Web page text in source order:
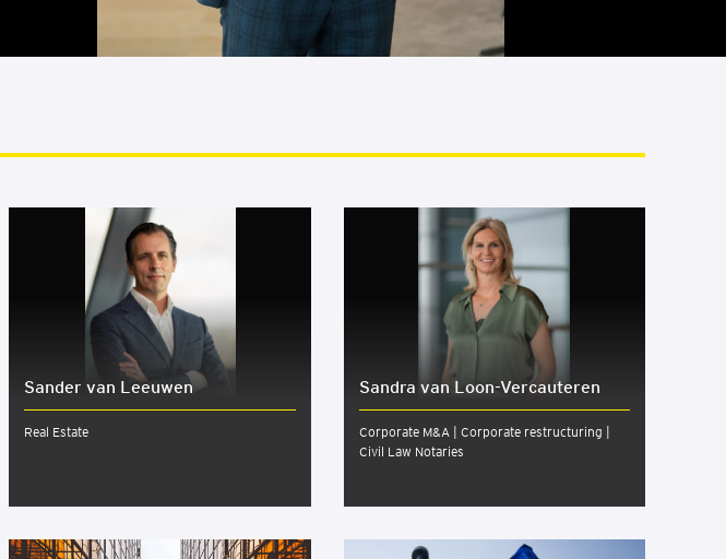
Sander van Leeuwen
Real Estate
Sandra van Loon-Ver­cau­te­ren
Corporate M&A | Corporate restructuring |
Civil Law Notaries